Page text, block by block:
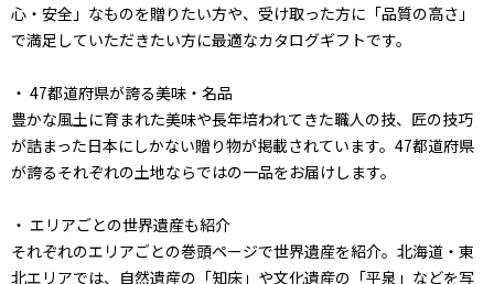
心・安全」なものを贈りたい方や、受け取った方に「品質の高さ」
で満足していただきたい方に最適なカタログギフトです。
・ 47都道府県が誇る美味・名品
豊かな風土に育まれた美味や長年培われてきた職人の技、匠の技巧
が詰まった日本にしかない贈り物が掲載されています。47都道府県
が誇るそれぞれの土地ならではの一品をお届けします。
・ エリアごとの世界遺産も紹介
それぞれのエリアごとの巻頭ページで世界遺産を紹介。北海道・東
北エリアでは、自然遺産の「知床」や文化遺産の「平泉」などを写